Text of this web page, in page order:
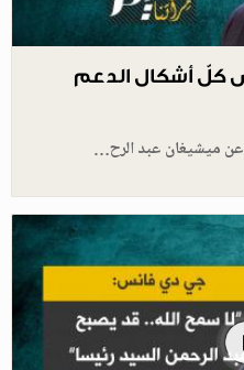
كلّ أشكال الدعم
ميشيغان عبد الرح…